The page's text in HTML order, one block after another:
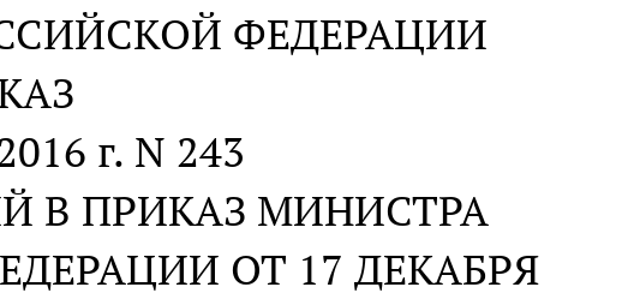
ФЕДЕРАЦИИ
г. N 243
В ПРИКАЗ МИНИСТРА
ОТ 17 ДЕКАБРЯ